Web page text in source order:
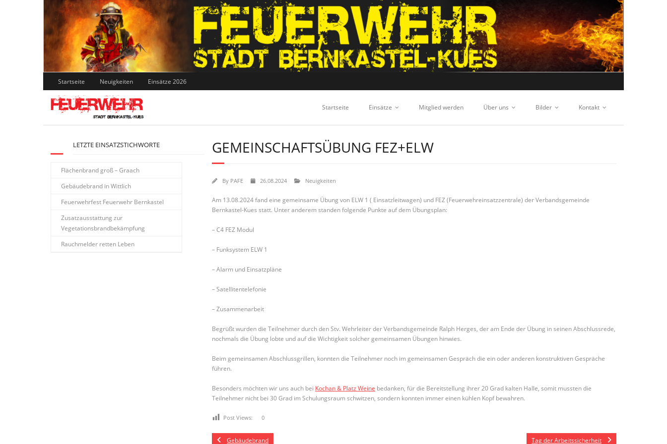
Skip
to
content
Startseite Neuigkeiten Einsätze 2026
Startseite Einsätze Mitglied werden Über uns Bilder Kontakt
GEMEINSCHAFTSÜBUNG FEZ+ELW
By PAFE 26.08.2024 Neuigkeiten
Am 13.08.2024 fand eine gemeinsame Übung von ELW 1 ( Einsatzleitwagen) und FEZ (Feuerwehreinsatzzentrale) der Verbandsgemeinde
Bernkastel-Kues statt. Unter anderem standen folgende Punkte auf dem Übungsplan:
– C4 FEZ Modul
– Funksystem ELW 1
–Alarm und Einsatzpläne
– Satellitentelefonie
– Zusammenarbeit
Begrüßt wurden die Teilnehmer durch den Stv. Wehrleiter der Verbandsgemeinde Ralph Herges, der am Ende der Übung in seinen Abschlussrede,
nochmals die Übung lobte und auf die Wichtigkeit solcher gemeinsamen Übungen hinwies.
Beim gemeinsamen Abschlussgrillen, konnten die Teilnehmer noch im gemeinsamen Gespräch die ein oder anderen konstruktiven Gespräche
führen.
Besonders möchten wir uns auch bei Kochan & Platz Weine bedanken, für die Bereitstellung ihrer 20 Grad kalten Halle, somit mussten die
Teilnehmer nicht bei 30 Grad im Schulungsraum schwitzen, sondern konnten immer einen kühlen Kopf bewahren.
Post Views: 0
Gebäudebrand Tag der Arbeitssicherheit
LETZTE EINSATZSTICHWORTE
Flächenbrand groß – Graach
Gebäudebrand in Wittlich
Feuerwehrfest Feuerwehr Bernkastel
Zusatzausstattung zur
Vegetationsbrandbekämpfung
Rauchmelder retten Leben